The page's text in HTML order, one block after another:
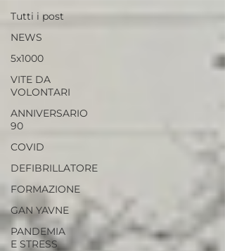
Tutti i post
NEWS
5x1000
VITE DA
VOLONTARI
ANNIVERSARIO
90
COVID
DEFIBRILLATORE
FORMAZIONE
GAN YAVNE
PANDEMIA
E STRESS